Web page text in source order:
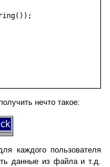
нечто такое:
каждого пользователя
данные из файла и т.д.